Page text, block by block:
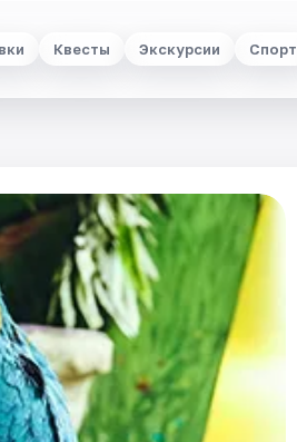
Квесты Экскурсии Спорт